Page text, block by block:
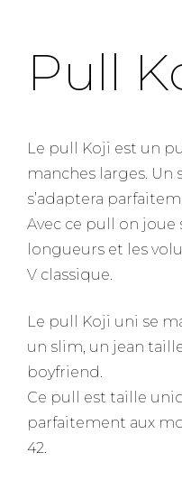
Pull
Le pull Koji est un
manches larges. Un
s’adaptera
Avec ce pull on joue
longueurs et les
V classique.
Le pull Koji uni se
un slim, un jean
boyfriend.
Ce pull est taille
parfaitement aux
42.